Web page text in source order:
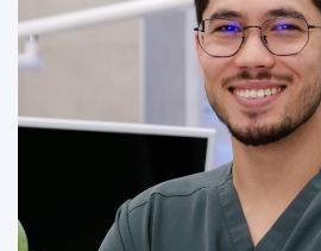
Пациентам
Филиалы
8 (991) 844-05-88
Записаться на приём